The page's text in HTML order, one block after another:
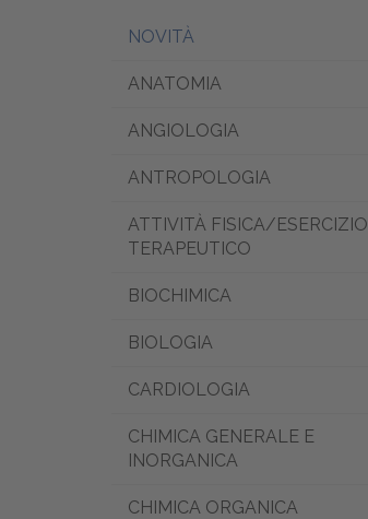
NOVITÀ
ANATOMIA
ANGIOLOGIA
ANTROPOLOGIA
ATTIVITÀ FISICA/ESERCIZIO
TERAPEUTICO
BIOCHIMICA
BIOLOGIA
CARDIOLOGIA
CHIMICA GENERALE E
INORGANICA
CHIMICA ORGANICA